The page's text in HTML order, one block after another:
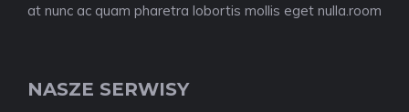
at nunc ac quam pharetra lobortis mollis eget nulla.room
NASZE SERWISY